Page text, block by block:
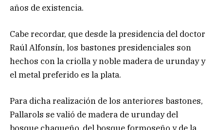
años de existencia.
Cabe recordar, que desde la presidencia del doctor
Raúl Alfonsín, los bastones presidenciales son
hechos con la criolla y noble madera de urunday y
el metal preferido es la plata.
Para dicha realización de los anteriores bastones,
Pallarols se valió de madera de urunday del